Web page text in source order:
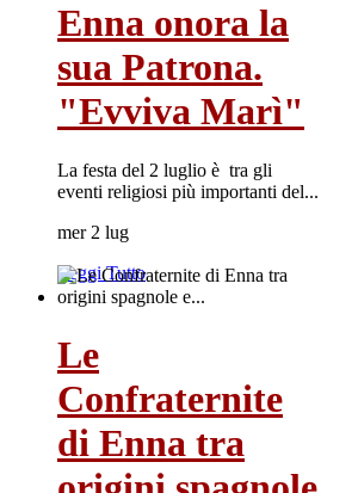
Enna onora la
sua Patrona.
"Evviva Marì"
La festa del 2 luglio è tra gli
eventi religiosi più importanti del...
mer 2 lug
Leggi Tutto
Le
Confraternite
di Enna tra